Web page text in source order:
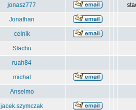
jonasz777
Jonathan
celnik
Stachu
ruah84
michal
Anselmo
jacek.szymczak